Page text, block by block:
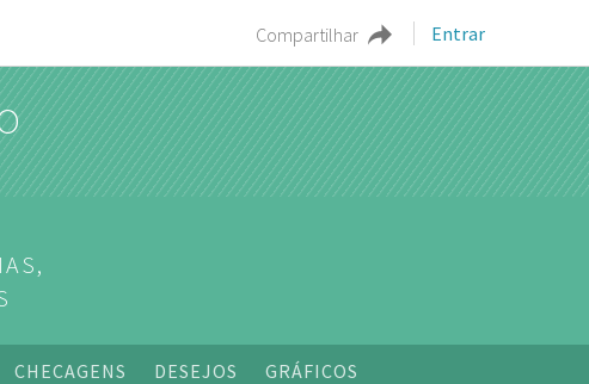
Compartilhar Entrar
CHECAGENS DESEJOS GRÁFICOS